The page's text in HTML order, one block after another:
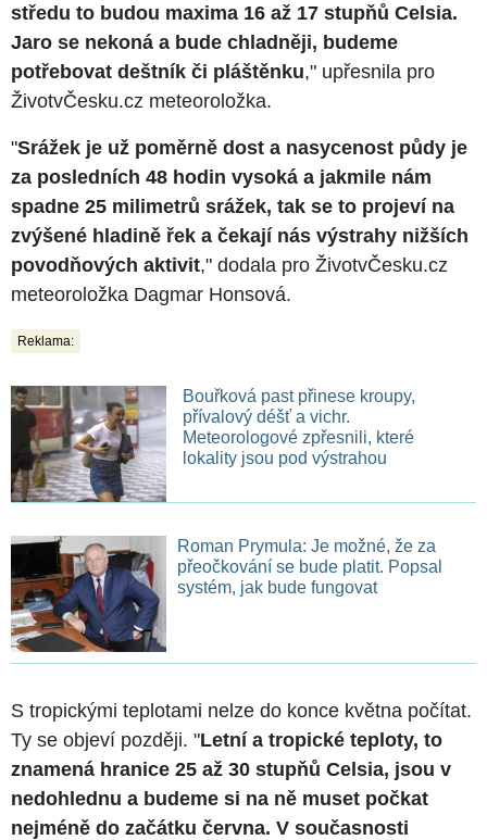
středu to budou maxima 16 až 17 stupňů Celsia.
Jaro se nekoná a bude chladněji, budeme
potřebovat deštník či pláštěnku," upřesnila pro
ŽivotvČesku.cz meteoroložka.
"Srážek je už poměrně dost a nasycenost půdy je
za posledních 48 hodin vysoká a jakmile nám
spadne 25 milimetrů srážek, tak se to projeví na
zvýšené hladině řek a čekají nás výstrahy nižších
povodňových aktivit," dodala pro ŽivotvČesku.cz
meteoroložka Dagmar Honsová.
Reklama:
Bouřková past přinese kroupy,
přívalový déšť a vichr.
Meteorologové zpřesnili, které
lokality jsou pod výstrahou
Roman Prymula: Je možné, že za
přeočkování se bude platit. Popsal
systém, jak bude fungovat
S tropickými teplotami nelze do konce května počítat.
Ty se objeví později. "Letní a tropické teploty, to
znamená hranice 25 až 30 stupňů Celsia, jsou v
nedohlednu a budeme si na ně muset počkat
nejméně do začátku června. V současnosti